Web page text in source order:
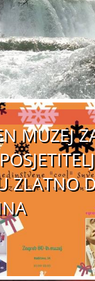
MUZEJ
ZLATNO